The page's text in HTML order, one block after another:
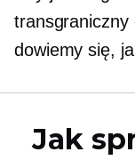
transgraniczny
dowiemy się,
Jak